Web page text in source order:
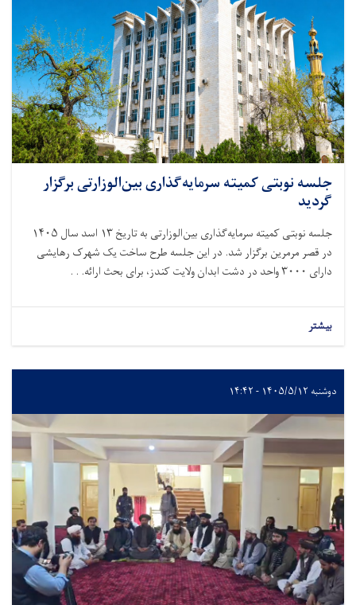
جلسه نوبتی کمیته سرمایه‌گذاری بین‌الوزارتی برگزار
گردید
جلسه نوبتی کمیته سرمایه‌گذاری بین‌الوزارتی به تاریخ۱۳ اسد سال ۱۴۰۵
در قصر مرمرین برگزار شد. در این جلسه طرح ساخت یک شهرک رهایشی
دارای ۳۰۰۰واحد در دشت ابدان ولایت کندز، برای بحث ارائه. . .
بیشتر
دوشنبه ۱۴۰۵/۵/۱۲ - ۱۴:۴۲